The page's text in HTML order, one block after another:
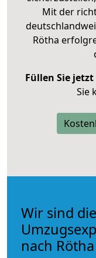
Mit der
Rötha
Füllen Sie
Sie
Wir sind
nach Rötha